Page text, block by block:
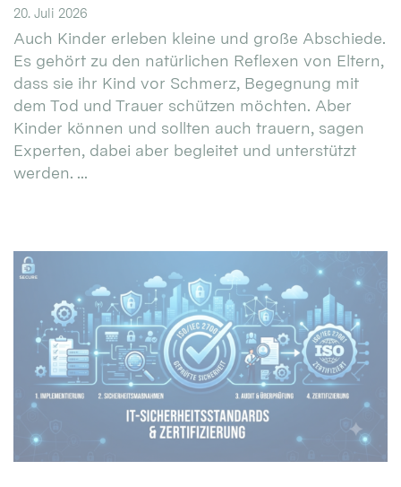
20. Juli 2026
Auch Kinder erleben kleine und große Abschiede.
Es gehört zu den natürlichen Reflexen von Eltern,
dass sie ihr Kind vor Schmerz, Begegnung mit
dem Tod und Trauer schützen möchten. Aber
Kinder können und sollten auch trauern, sagen
Experten, dabei aber begleitet und unterstützt
werden. ...